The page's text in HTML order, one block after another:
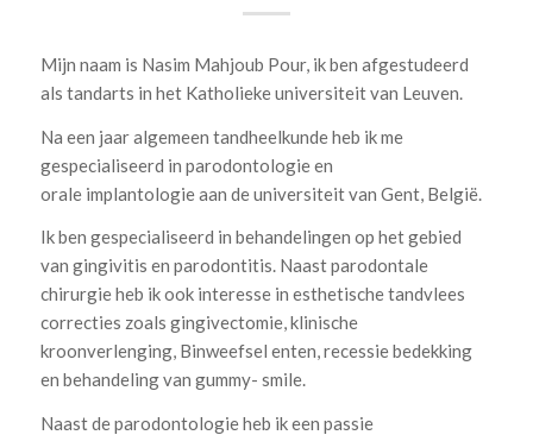
Mijn naam is Nasim Mahjoub Pour, ik ben afgestudeerd
als tandarts in het Katholieke universiteit van Leuven.
Na een jaar algemeen tandheelkunde heb ik me
gespecialiseerd in parodontologie en
orale implantologie aan de universiteit van Gent, België.
Ik ben gespecialiseerd in behandelingen op het gebied
van gingivitis en parodontitis. Naast parodontale
chirurgie heb ik ook interesse in esthetische tandvlees
correcties zoals gingivectomie, klinische
kroonverlenging, Binweefsel enten, recessie bedekking
en behandeling van gummy- smile.
Naast de parodontologie heb ik een passie